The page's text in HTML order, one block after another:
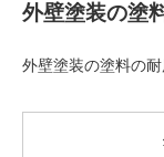
外壁塗装の塗
外壁塗装の塗料の耐